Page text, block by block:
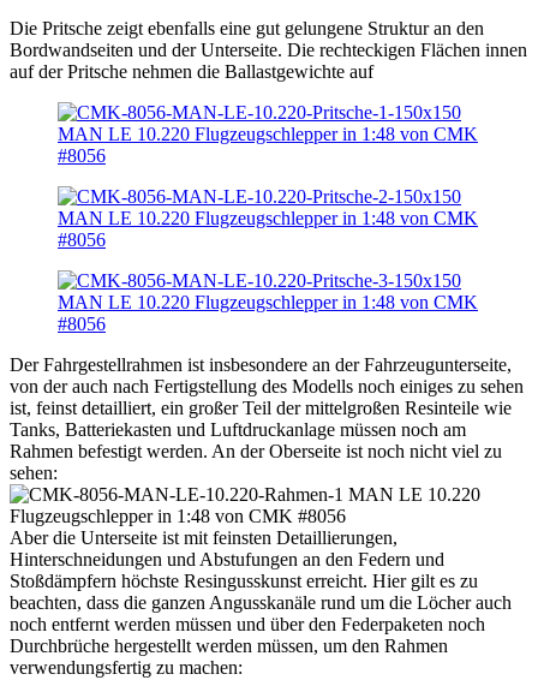
Die Pritsche zeigt ebenfalls eine gut gelungene Struktur an den
Bordwandseiten und der Unterseite. Die rechteckigen Flächen innen
auf der Pritsche nehmen die Ballastgewichte auf
Der Fahrgestellrahmen ist insbesondere an der Fahrzeugunterseite,
von der auch nach Fertigstellung des Modells noch einiges zu sehen
ist, feinst detailliert, ein großer Teil der mittelgroßen Resinteile wie
Tanks, Batteriekasten und Luftdruckanlage müssen noch am
Rahmen befestigt werden. An der Oberseite ist noch nicht viel zu
sehen:
Aber die Unterseite ist mit feinsten Detaillierungen,
Hinterschneidungen und Abstufungen an den Federn und
Stoßdämpfern höchste Resingusskunst erreicht. Hier gilt es zu
beachten, dass die ganzen Angusskanäle rund um die Löcher auch
noch entfernt werden müssen und über den Federpaketen noch
Durchbrüche hergestellt werden müssen, um den Rahmen
verwendungsfertig zu machen: